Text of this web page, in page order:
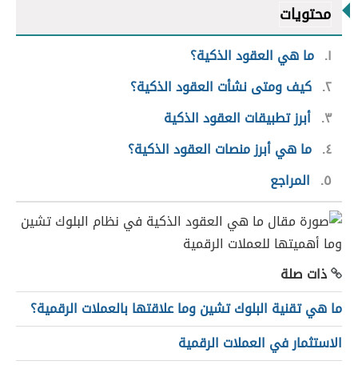
محتويات
١ ما هي العقود الذكية؟
٢ كيف ومتى نشأت العقود الذكية؟
٣ أبرز تطبيقات العقود الذكية
٤ ما هي أبرز منصات العقود الذكية؟
٥
المراجع
ذات صلة
ما هي تقنية البلوك تشين وما علاقتها بالعملات الرقمية؟
الاستثمار في العملات الرقمية